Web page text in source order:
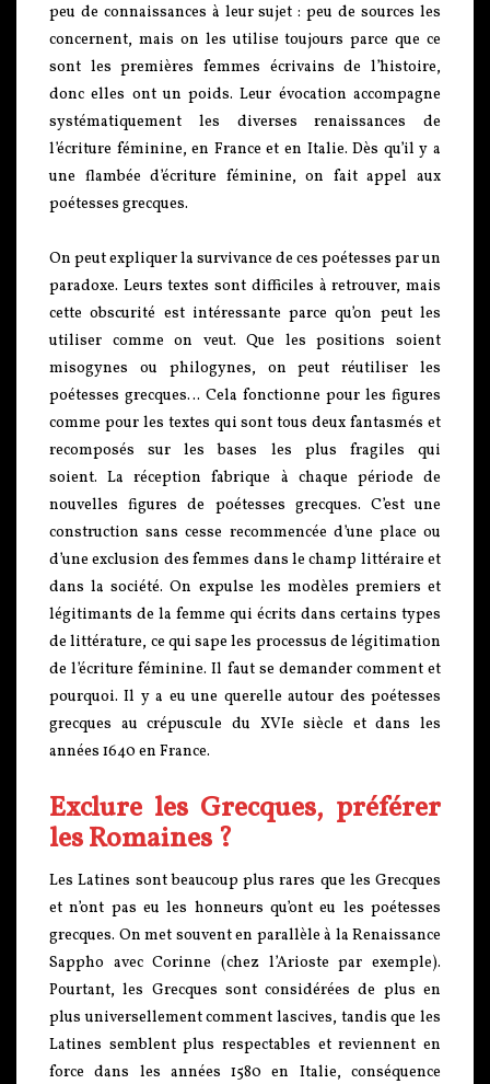
peu de connaissances à leur sujet : peu de sources les
concernent, mais on les utilise toujours parce que ce
sont les premières femmes écrivains de l’histoire,
donc elles ont un poids. Leur évocation accompagne
systématiquement les diverses renaissances de
l’écriture féminine, en France et en Italie. Dès qu’il y a
une flambée d’écriture féminine, on fait appel aux
poétesses grecques.
On peut expliquer la survivance de ces poétesses par un
paradoxe. Leurs textes sont difficiles à retrouver, mais
cette obscurité est intéressante parce qu’on peut les
utiliser comme on veut. Que les positions soient
misogynes ou philogynes, on peut réutiliser les
poétesses grecques… Cela fonctionne pour les figures
comme pour les textes qui sont tous deux fantasmés et
recomposés sur les bases les plus fragiles qui
soient. La réception fabrique à chaque période de
nouvelles figures de poétesses grecques. C’est une
construction sans cesse recommencée d’une place ou
d’une exclusion des femmes dans le champ littéraire et
dans la société. On expulse les modèles premiers et
légitimants de la femme qui écrits dans certains types
de littérature, ce qui sape les processus de légitimation
de l’écriture féminine. Il faut se demander comment et
pourquoi. Il y a eu une querelle autour des poétesses
grecques au crépuscule du XVIe siècle et dans les
années 1640 en France.
Exclure les Grecques, préférer
les Romaines ?
Les Latines sont beaucoup plus rares que les Grecques
et n’ont pas eu les honneurs qu’ont eu les poétesses
grecques. On met souvent en parallèle à la Renaissance
Sappho avec Corinne (chez l’Arioste par exemple).
Pourtant, les Grecques sont considérées de plus en
plus universellement comment lascives, tandis que les
Latines semblent plus respectables et reviennent en
force dans les années 1580 en Italie, conséquence